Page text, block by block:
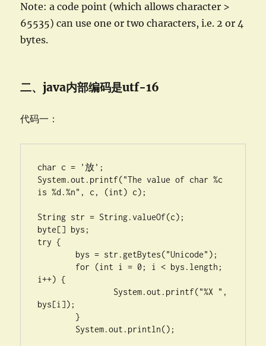
Note: a code point (which allows character >
65535) can use one or two characters, i.e. 2 or 4
bytes.
二、java内部编码是utf-16
代码一：
char c = '放';
System.out.printf("The value of char %c
is %d.%n", c, (int) c);
String str = String.valueOf(c);
byte[] bys;
try {
i++) {
bys[i]);
	}